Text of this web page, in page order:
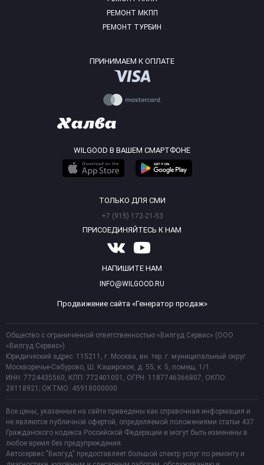
РЕМОНТ МКПП
РЕМОНТ ТУРБИН
ПРИНИМАЕМ К ОПЛАТЕ
WILGOOD В ВАШЕМ СМАРТФОНЕ
ТОЛЬКО ДЛЯ СМИ
+7 (915) 172-21-53
ПРИСОЕДИНЯЙТЕСЬ К НАМ
НАПИШИТЕ НАМ
INFO@WILGOOD.RU
Продвижение сайта «Генератор продаж»
Общество с ограниченной ответственностью «Вилгуд Сервис» (ООО
«Вилгуд Сервис»)
Юридический адрес: 115211, г. Москва, вн. тер. г. муниципальный округ
Москворечье-Сабурово, Ш. Каширское, д. 55, к. 5, помещ. 1/1.
ИНН: 7724435560, КПП: 772401001, ОГРН: 1187746366807, ОКПО:
28118921; ОКТМО: 45918000000
Все цены, указанные на сайте приведены как справочная информация и
не являются публичной офертой, определяемой положениями статьи 437
Гражданского кодекса Российской Федерации и могут быть изменены в
любое время без предупреждения.
Автосервис "Вилгуд" предоставляет большой спектр услуг по ремонту и